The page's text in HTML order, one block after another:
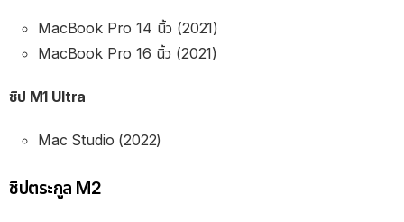
MacBook Pro 14 นิ้ว (2021)
MacBook Pro 16 นิ้ว (2021)
ชิป M1 Ultra
Mac Studio (2022)
ชิปตระกูล M2